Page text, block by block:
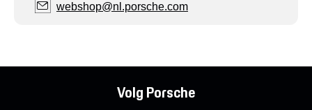
webshop@nl.porsche.com
Volg Porsche